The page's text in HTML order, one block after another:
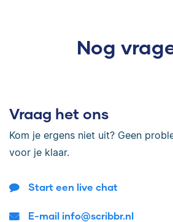
Nog
Vraag het ons
Kom je ergens niet uit? Geen
voor je klaar.
Start een live chat
E-mail info@scribbr.nl